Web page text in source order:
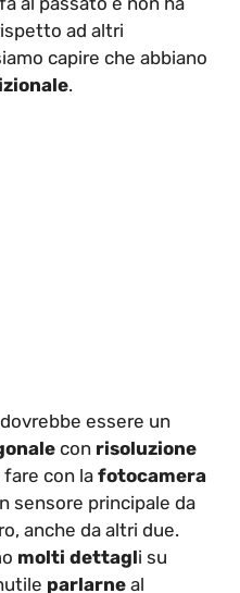
ad altri
capire che abbiano
.
dovrebbe essere un
con risoluzione
fare con la fotocamera
sensore principale da
anche da altri due.
molti dettagli su
parlarne al